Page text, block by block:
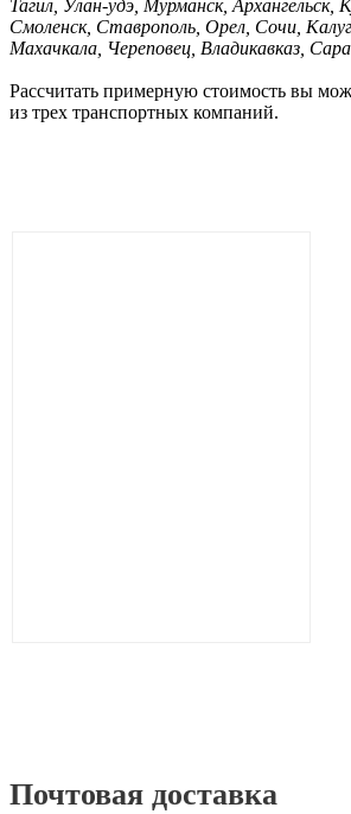
Тагил, Улан-удэ, Мурманск, Архангельск,
Смоленск, Ставрополь, Орел, Сочи,
Махачкала, Череповец, Владикавказ,
Рассчитать примерную стоимость вы
из трех транспортных компаний.
Почтовая доставка